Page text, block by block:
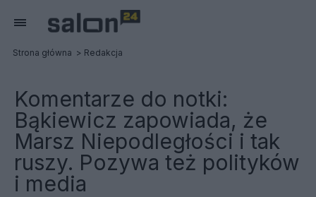
Strona główna Redakcja
Komentarze do notki:
Bąkiewicz zapowiada, że
Marsz Niepodległości i tak
ruszy. Pozywa też polityków
i media